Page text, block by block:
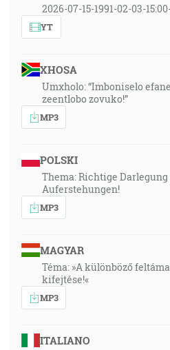
2026-07-15-1991-02-03-
YT
XHOSA
Umxholo: “Imboniselo
zeentlobo zovuko!”
MP3
POLSKI
Thema: Richtige
Auferstehungen!
MP3
MAGYAR
Téma: »A különböző
kifejtése!«
MP3
ITALIANO